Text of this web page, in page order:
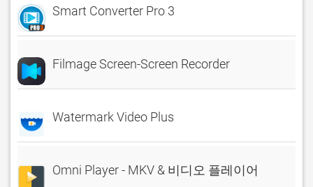
Smart Converter Pro 3
Filmage Screen-Screen Recorder
Watermark Video Plus
Omni Player - MKV & 비디오 플레이어